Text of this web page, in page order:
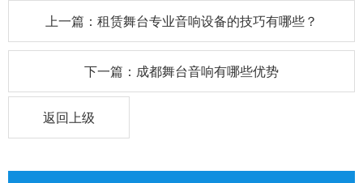
上一篇：租赁舞台专业音响设备的技巧有哪些？
下一篇：成都舞台音响有哪些优势
返回上级